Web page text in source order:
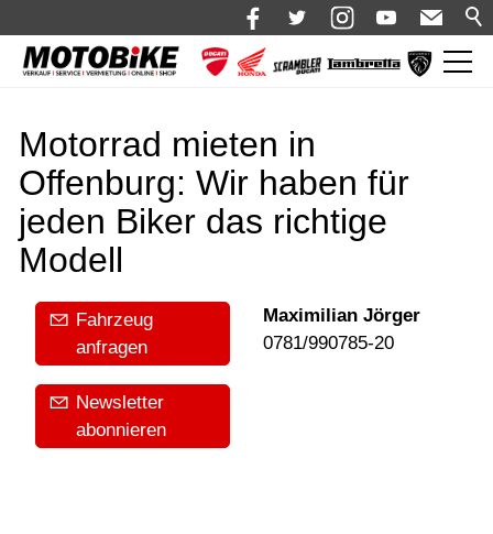
Shop 🛒
Bikes
Motorrad mieten
Service
Über uns
Blog
Motorrad mieten in
Offenburg: Wir haben für
jeden Biker das richtige
Modell
Fahrzeug
anfragen
Newsletter
abonnieren
Maximilian Jörger
0781/990785-20